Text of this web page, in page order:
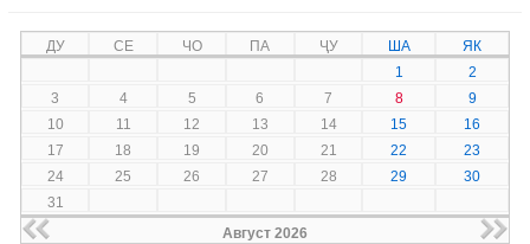
ДУ СЕ ЧО ПА ҶУ ША
ЯК
1
2
3
4 5 6 7 8
9
10
11 12 13 14 15
16
17
18 19 20 21 22
23
24
25 26 27 28 29
30
31
Август 2026